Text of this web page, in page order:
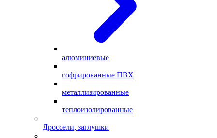
алюминиевые
гофрированные ПВХ
металлизированные
теплоизолированные
Дроссели, заглушки